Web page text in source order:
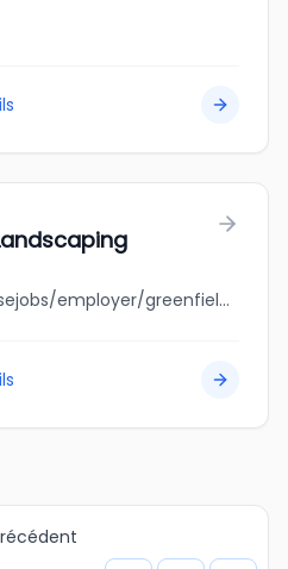
jobbank.gc.ca/browsejobs/employer/greenfield+landscaping/ca